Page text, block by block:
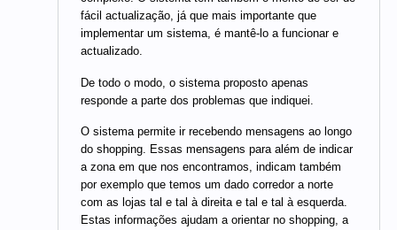
fácil actualização, já que mais importante que
implementar um sistema, é mantê-lo a funcionar e
actualizado.
De todo o modo, o sistema proposto apenas
responde a parte dos problemas que indiquei.
O sistema permite ir recebendo mensagens ao longo
do shopping. Essas mensagens para além de indicar
a zona em que nos encontramos, indicam também
por exemplo que temos um dado corredor a norte
com as lojas tal e tal à direita e tal e tal à esquerda.
Estas informações ajudam a orientar no shopping, a